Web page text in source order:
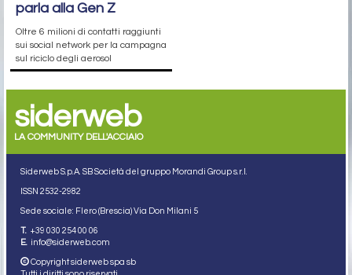
parla alla Gen Z
Oltre 6 milioni di contatti raggiunti
sui social network per la campagna
sul riciclo degli aerosol
siderweb
LA COMMUNITY DELL'ACCIAIO
Siderweb S.p.A. SB Società del gruppo Morandi Group s.r.l.
ISSN 2532-2982
Sede sociale: Flero (Brescia) Via Don Milani 5
T. +39 030 254 00 06
E. info@siderweb.com
Copyright siderweb spa sb